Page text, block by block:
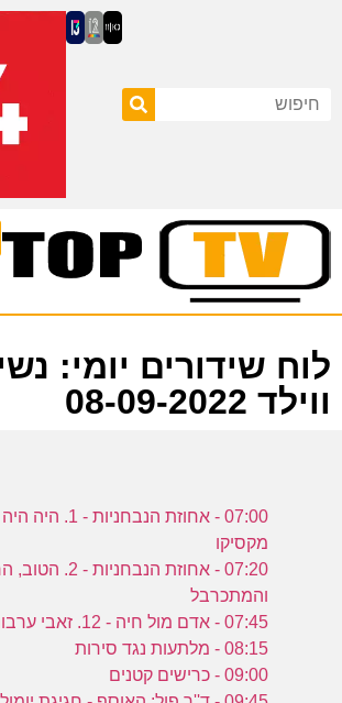
לוח שידורים יומי:
ווילד 08-09-2022
07:00 - אחוזת הנבחניות - 1.
מקסיקו
07:20 - אחוזת הנבחניות - 2.
והמתכרבל
07:45 - אדם מול חיה - 12. זאבי ערבות
08:15 - מלתעות נגד סירות
09:00 - כרישים קטנים